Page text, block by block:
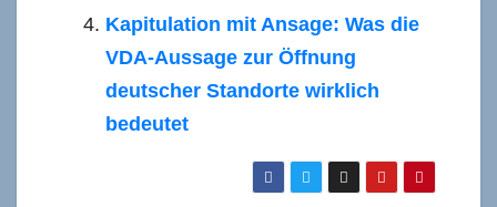
Kapitulation mit Ansage: Was die
VDA-Aussage zur Öffnung
deutscher Standorte wirklich
bedeutet